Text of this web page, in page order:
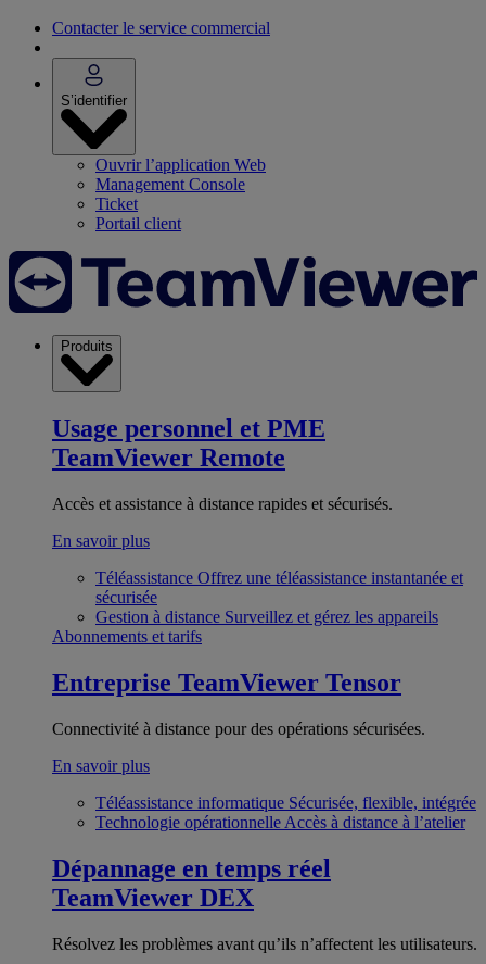
Contacter le service commercial
S’identifier
Ouvrir l’application Web
Management Console
Ticket
Portail client
Produits
Usage personnel et PME
TeamViewer Remote
Accès et assistance à distance rapides et sécurisés.
En savoir plus
Téléassistance Offrez une téléassistance instantanée et
sécurisée
Gestion à distance Surveillez et gérez les appareils
Abonnements et tarifs
Entreprise TeamViewer Tensor
Connectivité à distance pour des opérations sécurisées.
En savoir plus
Téléassistance informatique Sécurisée, flexible, intégrée
Technologie opérationnelle Accès à distance à l’atelier
Dépannage en temps réel
TeamViewer DEX
Résolvez les problèmes avant qu’ils n’affectent les utilisateurs.